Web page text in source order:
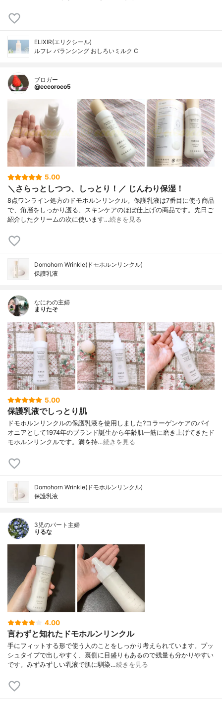
ELIXIR(エリクシール)
ルフレ バランシング おしろいミルク C
ブロガー
@eccoroco5
5.00
＼さらっとしつつ、しっとり！／ じんわり保湿！
8点ワンライン処方のドモホルンリンクル。保護乳液は7番目に使う商品
で、角層をしっかり護る、スキンケアのほぼ仕上げの商品です。先日ご
紹介したクリームの次に使います…続きを見る
Domohorn Wrinkle(ドモホルンリンクル)
保護乳液
なにわの主婦
まりたそ
5.00
保護乳液でしっとり肌
ドモホルンリンクルの保護乳液を使用しました?コラーゲンケアのパイ
オニアとして1974年のブランド誕生から年齢肌一筋に磨き上げてきたド
モホルンリンクルです。満を持…続きを見る
Domohorn Wrinkle(ドモホルンリンクル)
保護乳液
3児のパート主婦
りるな
4.00
言わずと知れたドモホルンリンクル
手にフィットする形で使う人のことをしっかり考えられています。プッ
シュタイプで出しやすく、裏側に目盛りもあるので残量も分かりやすい
です。みずみずしい乳液で肌に馴染…続きを見る